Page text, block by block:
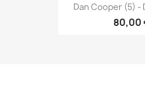
Dan Cooper (5) -
80,00